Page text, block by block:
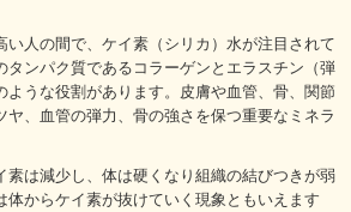
い人の間で、ケイ素（シリカ）水が注目されて
タンパク質であるコラーゲンとエラスチン（弾
うな役割があります。皮膚や血管、骨、関節
ヤ、血管の弾力、骨の強さを保つ重要なミネラ
素は減少し、体は硬くなり組織の結びつきが弱
体からケイ素が抜けていく現象ともいえます